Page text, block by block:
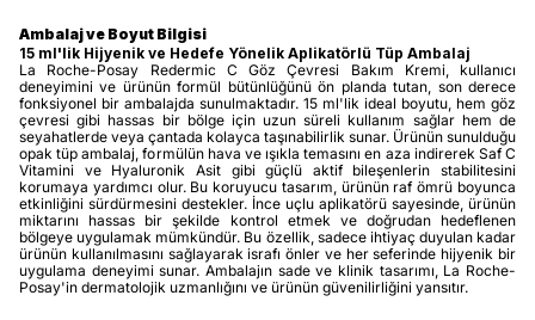
Ambalaj ve Boyut Bilgisi
15 ml'lik Hijyenik ve Hedefe Yönelik Aplikatörlü Tüp Ambalaj
La Roche-Posay Redermic C Göz Çevresi Bakım Kremi, kullanıcı
deneyimini ve ürünün formül bütünlüğünü ön planda tutan, son derece
fonksiyonel bir ambalajda sunulmaktadır. 15 ml'lik ideal boyutu, hem göz
çevresi gibi hassas bir bölge için uzun süreli kullanım sağlar hem de
seyahatlerde veya çantada kolayca taşınabilirlik sunar. Ürünün sunulduğu
opak tüp ambalaj, formülün hava ve ışıkla temasını en aza indirerek Saf C
Vitamini ve Hyaluronik Asit gibi güçlü aktif bileşenlerin stabilitesini
korumaya yardımcı olur. Bu koruyucu tasarım, ürünün raf ömrü boyunca
etkinliğini sürdürmesini destekler. İnce uçlu aplikatörü sayesinde, ürünün
miktarını hassas bir şekilde kontrol etmek ve doğrudan hedeflenen
bölgeye uygulamak mümkündür. Bu özellik, sadece ihtiyaç duyulan kadar
ürünün kullanılmasını sağlayarak israfı önler ve her seferinde hijyenik bir
uygulama deneyimi sunar. Ambalajın sade ve klinik tasarımı, La Roche-
Posay'in dermatolojik uzmanlığını ve ürünün güvenilirliğini yansıtır.